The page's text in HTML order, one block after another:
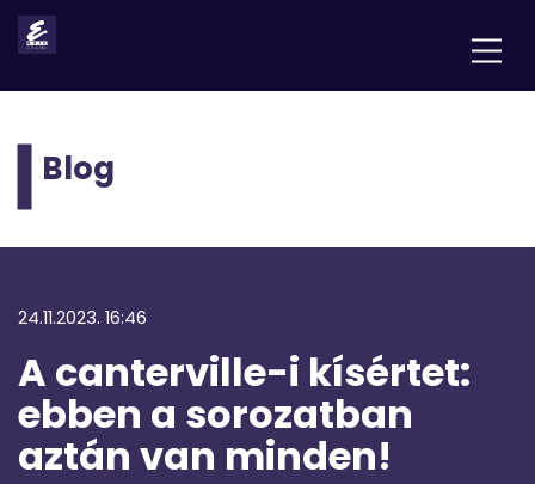
Blog
24.11.2023. 16:46
A canterville-i kísértet:
ebben a sorozatban
aztán van minden!